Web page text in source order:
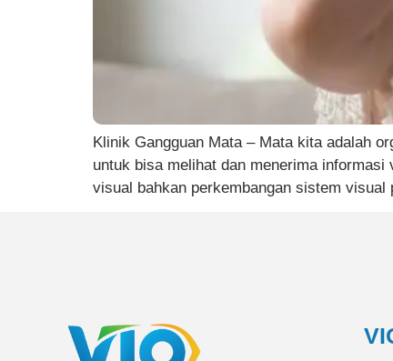
Klinik Gangguan Mata – Mata kita adalah
untuk bisa melihat dan menerima
visual bahkan perkembangan sistem